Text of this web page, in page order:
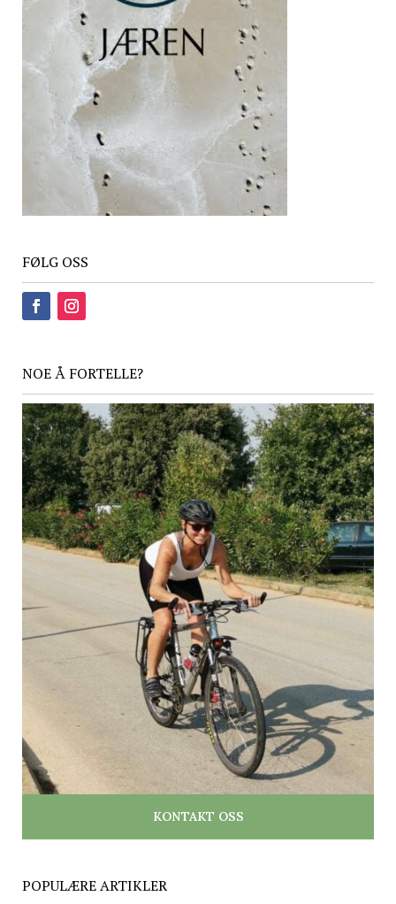
FØLG OSS
NOE Å FORTELLE?
KONTAKT OSS
POPULÆRE ARTIKLER